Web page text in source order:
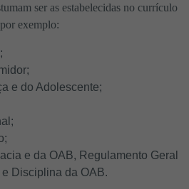
ser as estabelecidas no currículo
exemplo:
e do Adolescente;
e da OAB, Regulamento Geral
Disciplina da OAB.